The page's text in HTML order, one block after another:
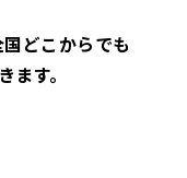
どこからでも
す。